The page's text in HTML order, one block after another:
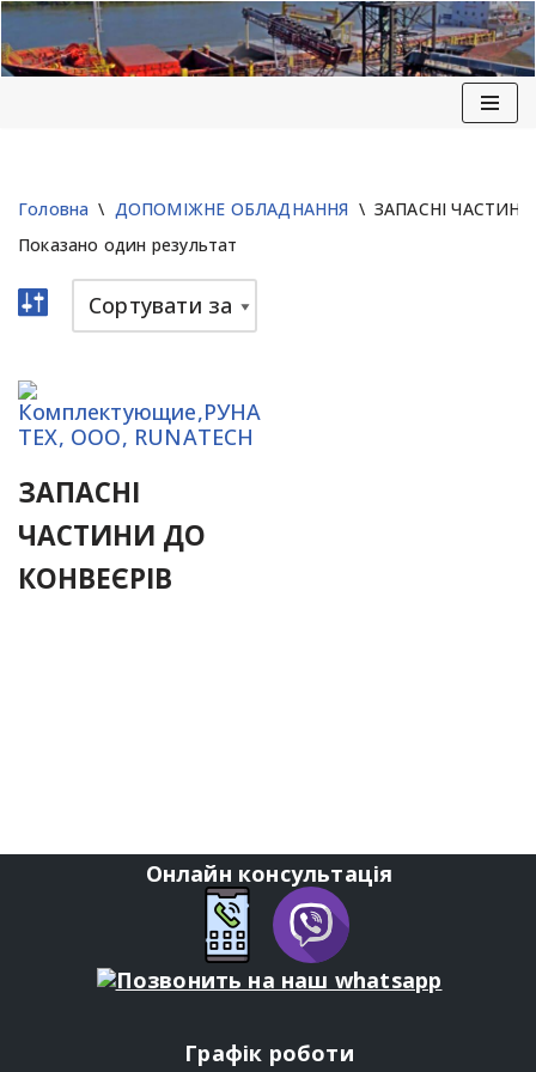
Головна \ ДОПОМІЖНЕ ОБЛАДНАННЯ \ ЗАПАСНІ
Показано один результат
ЗАПАСНІ
ЧАСТИНИ ДО
КОНВЕЄРІВ
Онлайн консультація
Графік роботи